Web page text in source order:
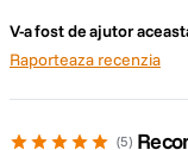
V-a fost de ajutor
Raporteaza recenzia
5